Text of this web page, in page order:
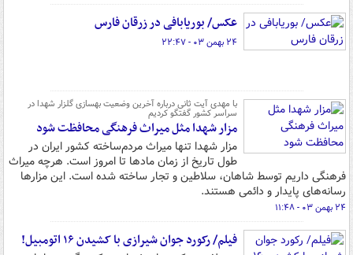
عکس/ بوریابافی در زرقان فارس
۲۴ بهمن ۰۳ - ۲۲:۴۷
با مهدی آیت‌ ثانی درباره آخرین وضعیت بهسازی گلزار شهدا در
سراسر کشور گفتگو کردیم
مزار شهدا مثل میراث فرهنگی محافظت شود
مزار شهدا تنها میراث مردم‌ساخته کشور ایران در
طول تاریخ از زمان مادها تا امروز است. هرچه میراث
فرهنگی داریم توسط شاهان، سلاطین و تجار ساخته شده است. این مزارها
رسانه‌های پایدار و دائمی هستند.
۲۴ بهمن ۰۳ - ۱۱:۴۸
فیلم/ رکورد جوان شیرازی با کشیدن ۱۶ اتومبیل!